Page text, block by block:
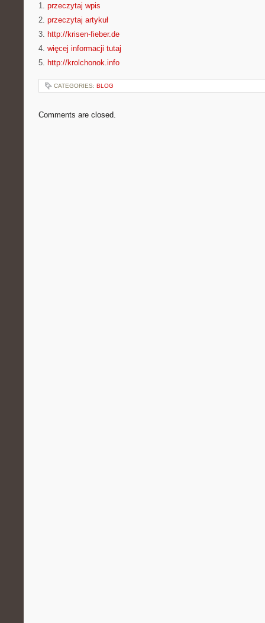
1. przeczytaj wpis
2. przeczytaj artykuł
3. http://krisen-fieber.de
4. więcej informacji tutaj
5. http://krolchonok.info
CATEGORIES: BLOG
Comments are closed.